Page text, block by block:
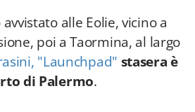
alle Eolie, vicino a
poi a Taormina, al largo
, "Launchpad" stasera è
di Palermo.